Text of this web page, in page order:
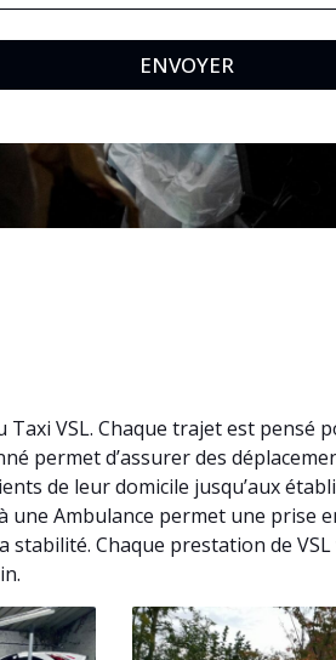
ENVOYER
Taxi VSL. Chaque trajet est pensé
permet d’assurer des
de leur domicile jusqu’aux
Ambulance permet une prise
Chaque prestation de